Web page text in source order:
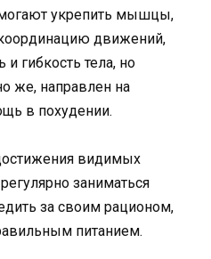
укрепить мышцы,
движений,
гибкость тела, но
же, направлен на
в похудении.
видимых
заниматься
за своим рационом,
питанием.